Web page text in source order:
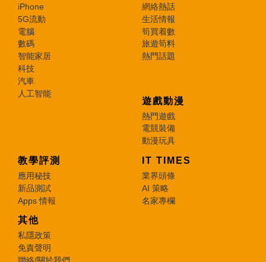
iPhone
5G流動
電腦
數碼
智能家居
科技
汽車
人工智能
網絡熱話
生活情報
筍買着數
旅遊筍料
熱門話題
遊戲動漫
熱門遊戲
電競裝備
動漫玩具
教學評測
應用秘技
新品測試
Apps 情報
IT TIMES
業界頭條
AI 策略
名家專欄
其他
私隱政策
免責聲明